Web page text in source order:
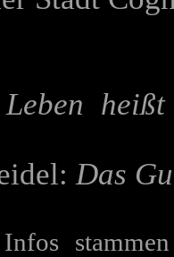
Leben
Das